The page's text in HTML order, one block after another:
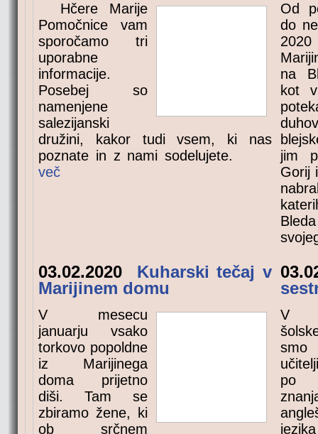
Hčere Marije
Pomočnice vam
sporočamo tri
uporabne
informacije.
Posebej so
namenjene
salezijanski
družini, kakor tudi vsem, ki nas
poznate in z nami sodelujete.
več
Od
do
na
kot
jim
Gorij
03.02.2020 Kuharski tečaj v
Marijinem domu
V mesecu
januarju vsako
torkovo popoldne
iz Marijinega
doma prijetno
diši. Tam se
zbiramo žene, ki
ob srčnem
V
po